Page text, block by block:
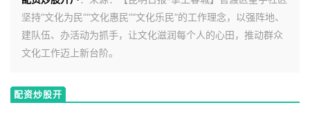
坚持“文化为民”“文化惠民”“文化乐民”的工作理念，以强阵地、
建队伍、办活动为抓手，让文化滋润每个人的心田，推动群众
文化工作迈上新台阶。
配资炒股开